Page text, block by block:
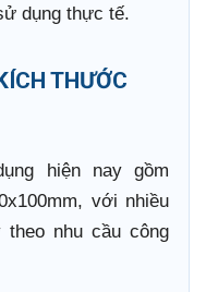
dụng thực tế.
THƯỚC
hiện nay gồm
với nhiều
nhu cầu công